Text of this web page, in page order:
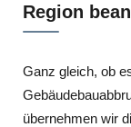
Region
Ganz gleich, ob
übernehmen wir